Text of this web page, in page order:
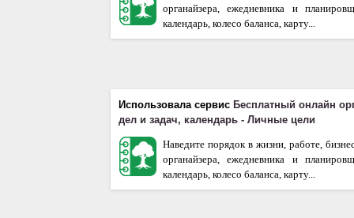
органайзера, ежедневника и
календарь, колесо баланса, карту...
Использовала сервис Бесплатный онлайн
дел и задач, календарь - Личные цели
Наведите порядок в жизни, работе,
органайзера, ежедневника и
календарь, колесо баланса, карту...